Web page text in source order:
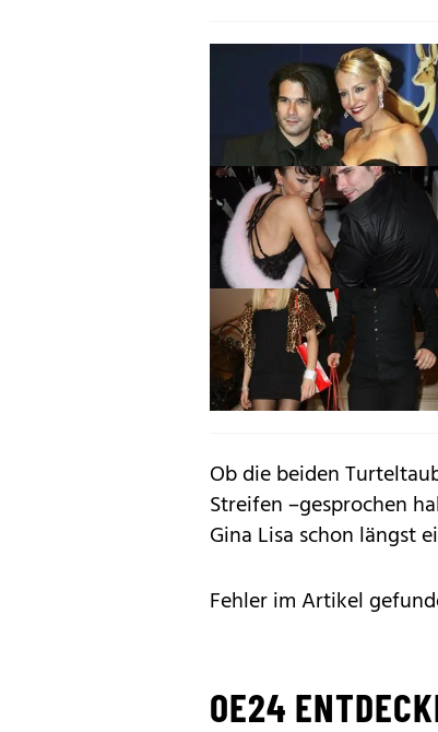
Ob die beiden
Streifen –gesprochen
Gina Lisa schon längst
Fehler im Artikel
OE24